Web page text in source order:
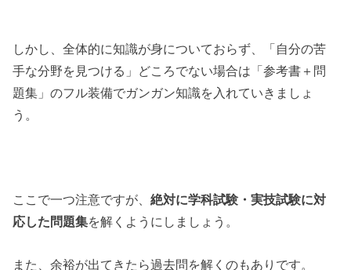
しかし、全体的に知識が身についておらず、「自分の苦
手な分野を見つける」どころでない場合は「参考書＋問
題集」のフル装備でガンガン知識を入れていきましょ
う。
ここで一つ注意ですが、絶対に学科試験・実技試験に対
応した問題集を解くようにしましょう。
また、余裕が出てきたら過去問を解くのもありです。